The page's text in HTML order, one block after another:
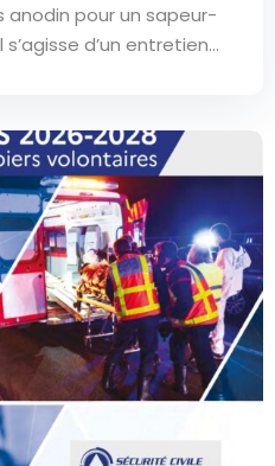
anodin pour un sapeur-
d’un entretien...